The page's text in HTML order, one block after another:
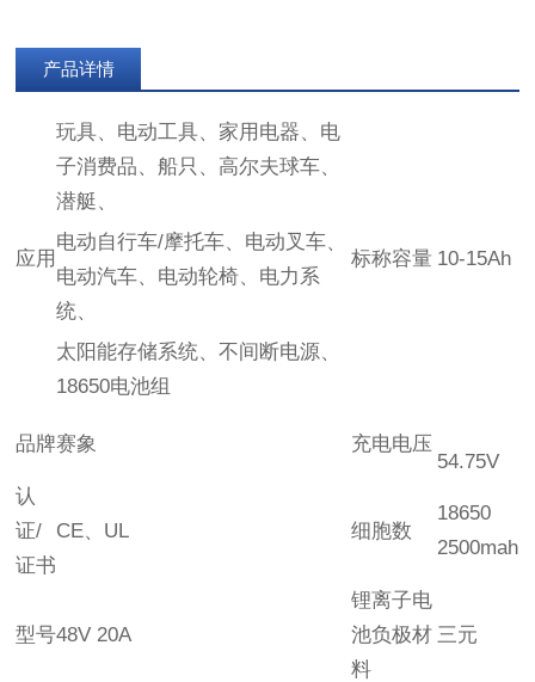
产品详情
应用
玩具、电动工具、家用电器、电
子消费品、船只、高尔夫球车、
潜艇、
电动自行车/摩托车、电动叉车、
电动汽车、电动轮椅、电力系
统、
太阳能存储系统、不间断电源、
18650电池组
标称容量 10-15Ah
品牌赛象 充电电压
54.75V
认
证/
证书
CE、UL 细胞数
18650
2500mah
型号48V 20A
锂离子电
池负极材
料
三元